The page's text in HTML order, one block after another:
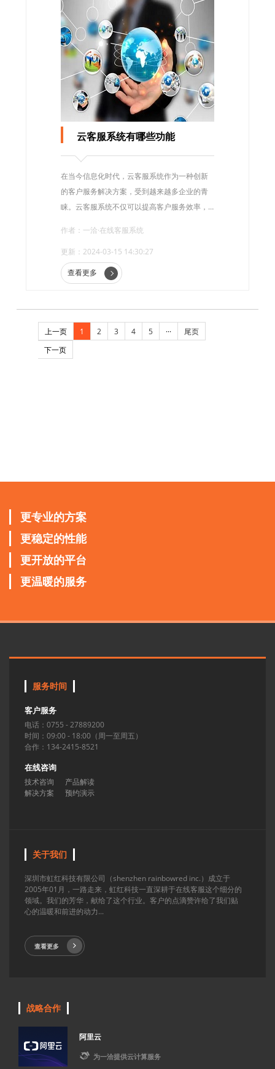
云客服系统有哪些功能
在当今信息化时代，云客服系统作为一种创新
的客户服务解决方案，受到越来越多企业的青
睐。云客服系统不仅可以提高客户服务效率，
么，云客服系统究竟有哪些功能呢?
作者：一洽·在线客服系统
更新：2024-03-15 14:30:27
查看更多
上一页 1 2 3 4 5 ···
尾页
下一页
更专业的方案
更稳定的性能
更开放的平台
更温暖的服务
服务时间
客户服务
电话：0755 - 27889200
时间：09:00 - 18:00（周一至周五）
合作：134-2415-8521
在线咨询
技术咨询
产品解读
解决方案
预约演示
关于我们
深圳市虹红科技有限公司（shenzhen rainbowred inc.）成立于
2005年01月，一路走来，虹红科技一直深耕于在线客服这个细分的
领域。我们的芳华，献给了这个行业。客户的点滴赞许给了我们贴
心的温暖和前进的动力...
查看更多
战略合作
阿里云
 为一洽提供云计算服务